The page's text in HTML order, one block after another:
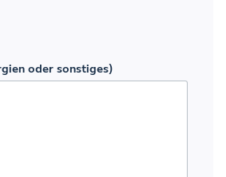
oder sonstiges)